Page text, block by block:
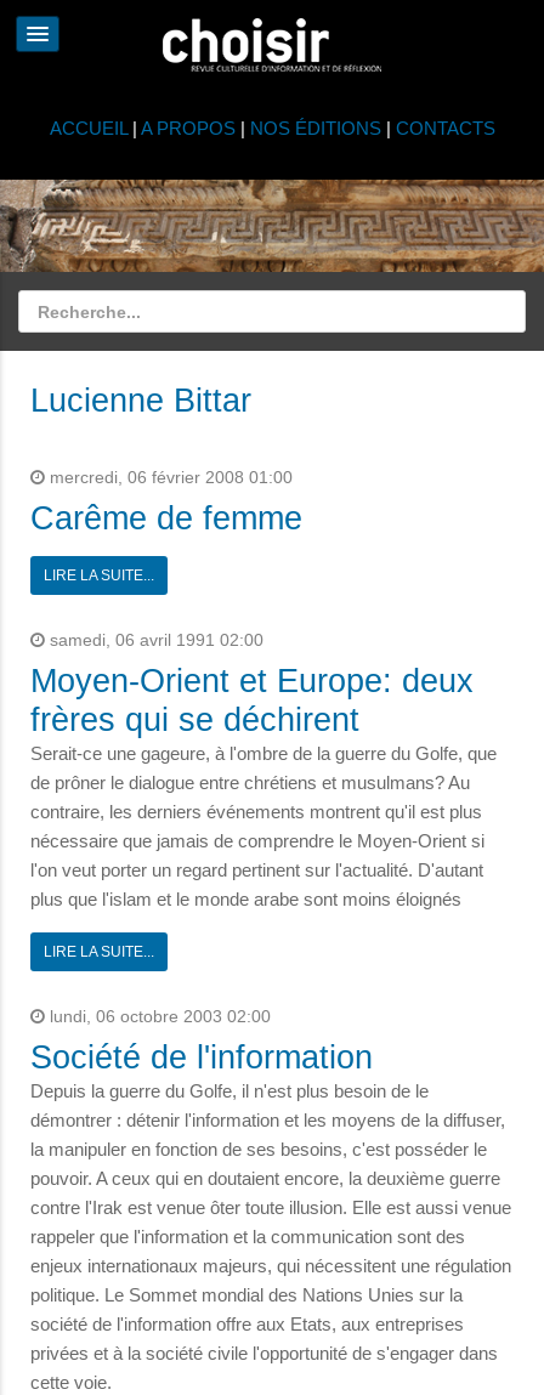
ACCUEIL | A PROPOS| NOS ÉDITIONS| CONTACTS
Lucienne Bittar
mercredi, 06 février 2008 01:00
Carême de femme
LIRE LA SUITE...
samedi, 06 avril 1991 02:00
Moyen-Orient et Europe: deux
frères qui se déchirent
Serait-ce une gageure, à l'ombre de la guerre du Golfe, que
de prôner le dialogue entre chrétiens et musulmans? Au
contraire, les derniers événements montrent qu'il est plus
nécessaire que jamais de comprendre le Moyen-Orient si
l'on veut porter un regard pertinent sur l'actualité. D'autant
plus que l'islam et le monde arabe sont moins éloignés
LIRE LA SUITE...
lundi, 06 octobre 2003 02:00
Société de l'information
Depuis la guerre du Golfe, il n'est plus besoin de le
démontrer : détenir l'information et les moyens de la diffuser,
la manipuler en fonction de ses besoins, c'est posséder le
pouvoir. A ceux qui en doutaient encore, la deuxième guerre
contre l'Irak est venue ôter toute illusion. Elle est aussi venue
rappeler que l'information et la communication sont des
enjeux internationaux majeurs, qui nécessitent une régulation
politique. Le Sommet mondial des Nations Unies sur la
société de l'information offre aux Etats, aux entreprises
privées et à la société civile l'opportunité de s'engager dans
cette voie.